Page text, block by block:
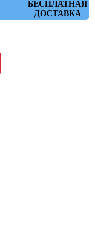
БЕСПЛАТНАЯ
ДОСТАВКА